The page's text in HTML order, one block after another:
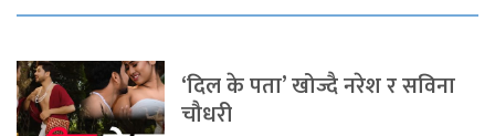
‘दिल के पता’ खोज्दै नरेश र सविना
चौधरी